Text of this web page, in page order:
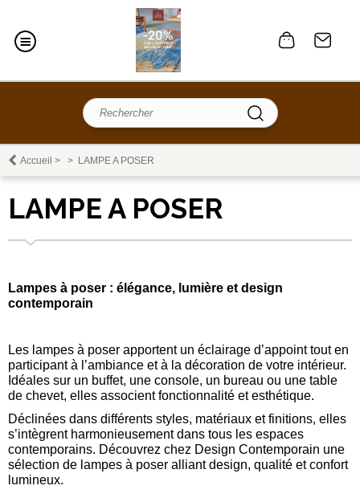
Accueil > > LAMPE A POSER
LAMPE A POSER
Lampes à poser : élégance, lumière et design
contemporain
Les lampes à poser apportent un éclairage d’appoint tout en
participant à l’ambiance et à la décoration de votre intérieur.
Idéales sur un buffet, une console, un bureau ou une table
de chevet, elles associent fonctionnalité et esthétique.
Déclinées dans différents styles, matériaux et finitions, elles
s’intègrent harmonieusement dans tous les espaces
contemporains. Découvrez chez Design Contemporain une
sélection de lampes à poser alliant design, qualité et confort
lumineux.